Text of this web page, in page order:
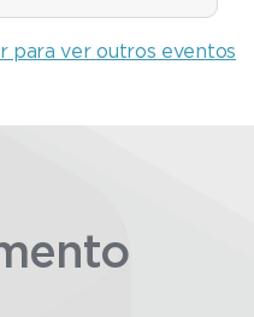
para ver outros eventos